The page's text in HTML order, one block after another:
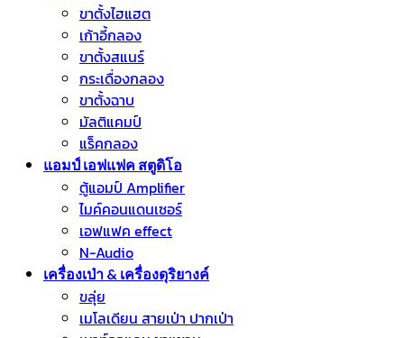
ขาตั้งไฮแฮต
เก้าอี้กลอง
ขาตั้งสแนร์
กระเดื่องกลอง
ขาตั้งฉาบ
มัลติแคมป์
แร็คกลอง
แอมป์ เอฟแฟค สตูดิโอ
ตู้แอมป์ Amplifier
ไมค์คอนแดนเซอร์
เอฟแฟค effect
N-Audio
เครื่องเป่า & เครื่องดุริยางค์
ขลุ่ย
เมโลเดียน สายเป่า ปากเป่า